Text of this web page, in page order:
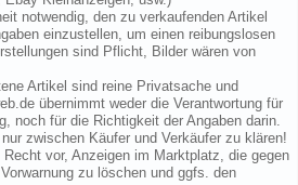
notwendig, den zu verkaufenden Artikel
einzustellen, um einen reibungslosen
sind Pflicht, Bilder wären von
Artikel sind reine Privatsache und
übernimmt weder die Verantwortung für
noch für die Richtigkeit der Angaben darin.
zwischen Käufer und Verkäufer zu klären!
vor, Anzeigen im Marktplatz, die gegen
zu löschen und ggfs. den